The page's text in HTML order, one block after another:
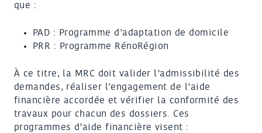
que :
PAD : Programme d’adaptation de domicile
PRR : Programme RénoRégion
À ce titre, la MRC doit valider l’admissibilité des
demandes, réaliser l’engagement de l’aide
financière accordée et vérifier la conformité des
travaux pour chacun des dossiers. Ces
programmes d’aide financière visent :